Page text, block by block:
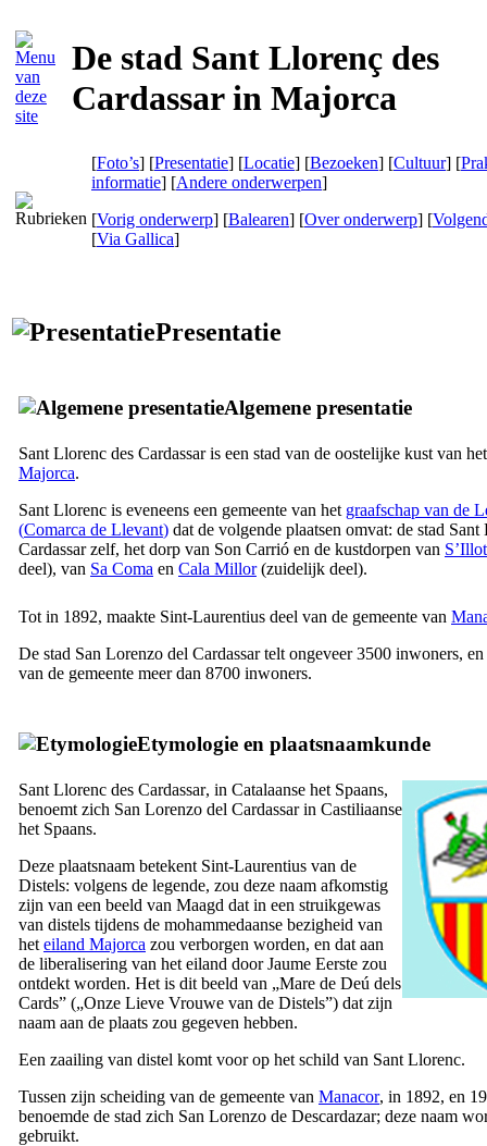
De stad Sant Llorenç des
Cardassar in Majorca
[Foto’s] [Presentatie] [Locatie] [Bezoeken] [Cultuur] [
informatie] [Andere onderwerpen]
[Vorig onderwerp] [Balearen] [Over onderwerp] [
[Via Gallica]
Presentatie
Algemene presentatie
Sant Llorenc des Cardassaris een stad van de oostelijke kust van
Majorca.
Sant Llorenc is eveneens een gemeente van het graafschap van de
(Comarca de Llevant) dat de volgende plaatsen omvat: de stad Sant
Cardassarzelf, het dorp van Son Carrió en de kustdorpen van S’Illot
deel), van Sa Coma en Cala Millor(zuidelijk deel).
Tot in 1892, maakte Sint-Laurentius deel van de gemeente van
De stad San Lorenzo del Cardassartelt ongeveer 3500 inwoners, en
van de gemeente meer dan 8700 inwoners.
Etymologie en plaatsnaamkunde
Sant Llorenc des Cardassar, in Catalaanse het Spaans,
benoemt zich San Lorenzo del Cardassarin Castiliaanse
het Spaans.
Deze plaatsnaam betekent Sint-Laurentius van de
Distels: volgens de legende, zou deze naam afkomstig
zijn van een beeld van Maagd dat in een struikgewas
van distels tijdens de mohammedaanse bezigheid van
het eiland Majorca zou verborgen worden, en dat aan
de liberalisering van het eiland doorJaume Eerste zou
ontdekt worden. Het is dit beeld van „Mare de Deú dels
Cards” („Onze Lieve Vrouwe van de Distels”) dat zijn
naam aan de plaats zou gegeven hebben.
Een zaailing van distel komt voor op het schild van Sant Llorenc.
Tussen zijn scheiding van de gemeente van Manacor, in 1892, en
benoemde de stad zich San Lorenzo de Descardazar; deze naam
gebruikt.